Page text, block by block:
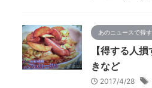
あのニュースで得
【得する人
きなど
2017/4/28